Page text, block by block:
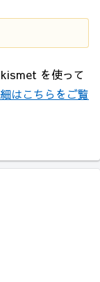
を使って
はこちらをご覧